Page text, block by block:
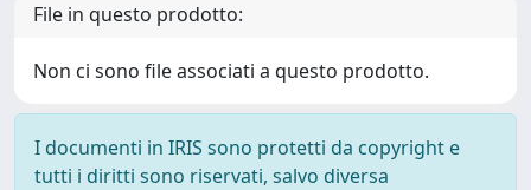
File in questo prodotto:
Non ci sono file associati a questo prodotto.
I documenti in IRIS sono protetti da copyright e
tutti i diritti sono riservati, salvo diversa